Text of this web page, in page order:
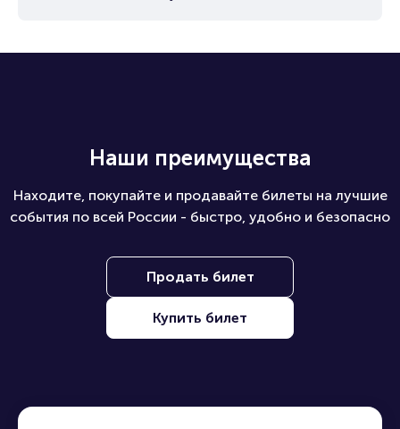
Наши преимущества
Находите, покупайте и продавайте билеты на лучшие
события по всей России - быстро, удобно и безопасно
Продать билет
Купить билет